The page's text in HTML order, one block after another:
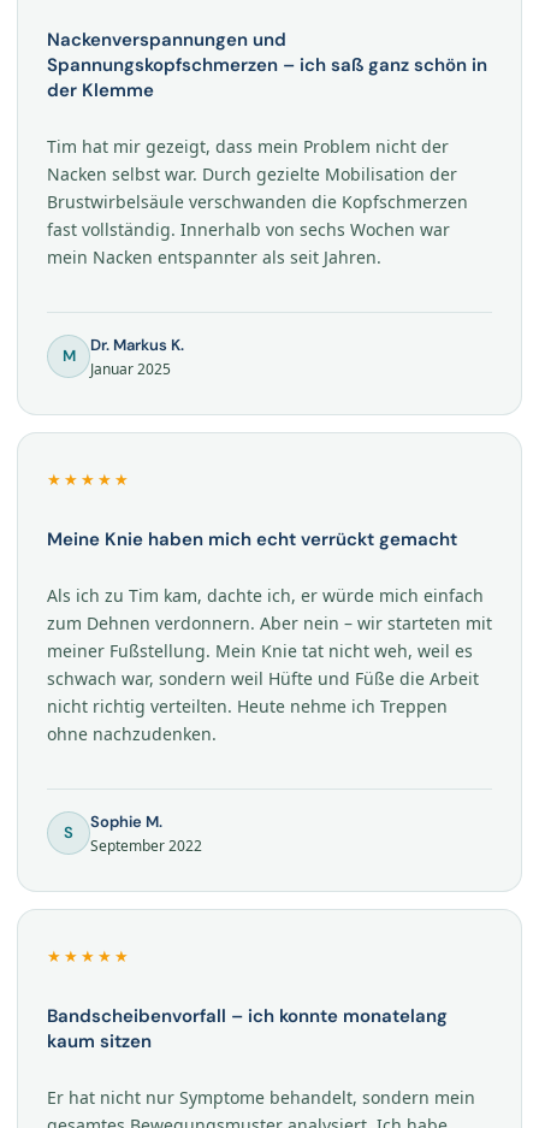
Nackenverspannungen und
Spannungskopfschmerzen – ich saß ganz schön in
der Klemme
Tim hat mir gezeigt, dass mein Problem nicht der
Nacken selbst war. Durch gezielte Mobilisation der
Brustwirbelsäule verschwanden die Kopfschmerzen
fast vollständig. Innerhalb von sechs Wochen war
mein Nacken entspannter als seit Jahren.
M
Dr. Markus K.
Januar 2025
★★★★★
Meine Knie haben mich echt verrückt gemacht
Als ich zu Tim kam, dachte ich, er würde mich einfach
zum Dehnen verdonnern. Aber nein – wir starteten mit
meiner Fußstellung. Mein Knie tat nicht weh, weil es
schwach war, sondern weil Hüfte und Füße die Arbeit
nicht richtig verteilten. Heute nehme ich Treppen
ohne nachzudenken.
S
Sophie M.
September 2022
★★★★★
Bandscheibenvorfall – ich konnte monatelang
kaum sitzen
Er hat nicht nur Symptome behandelt, sondern mein